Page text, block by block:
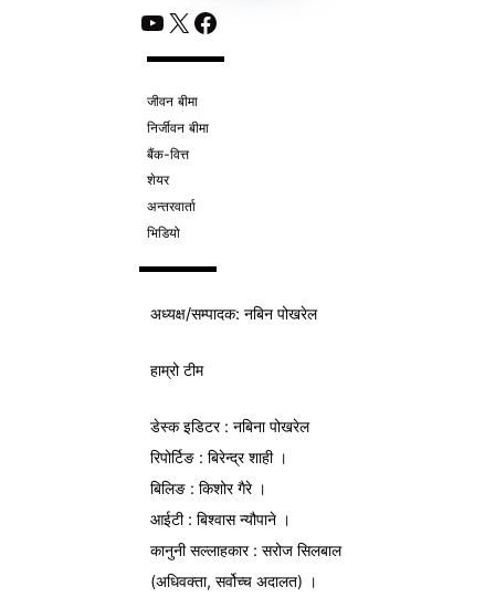
YouTube
X Facebook
जीवन बीमा
निर्जीवन बीमा
बैंक-वित्त
शेयर
अन्तरवार्ता
भिडियो
अध्यक्ष/सम्पादक: नबिन पोखरेल
हाम्रो टीम
डेस्क इडिटर : नबिना पोखरेल
रिपोर्टिङ : बिरेन्द्र शाही ।
बिलिङ : किशोर गैरे ।
आईटी : बिश्वास न्यौपाने ।
कानुनी सल्लाहकार : सरोज सिलबाल
(अधिवक्ता, सर्वोच्च अदालत) ।